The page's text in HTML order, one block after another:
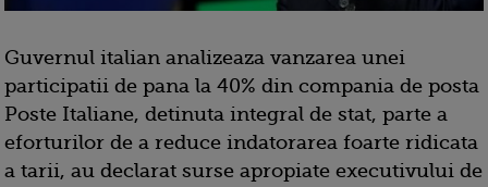
Guvernul italian analizeaza vanzarea unei
participatii de pana la 40% din compania de posta
Poste Italiane, detinuta integral de stat, parte a
eforturilor de a reduce indatorarea foarte ridicata
a tarii, au declarat surse apropiate executivului de